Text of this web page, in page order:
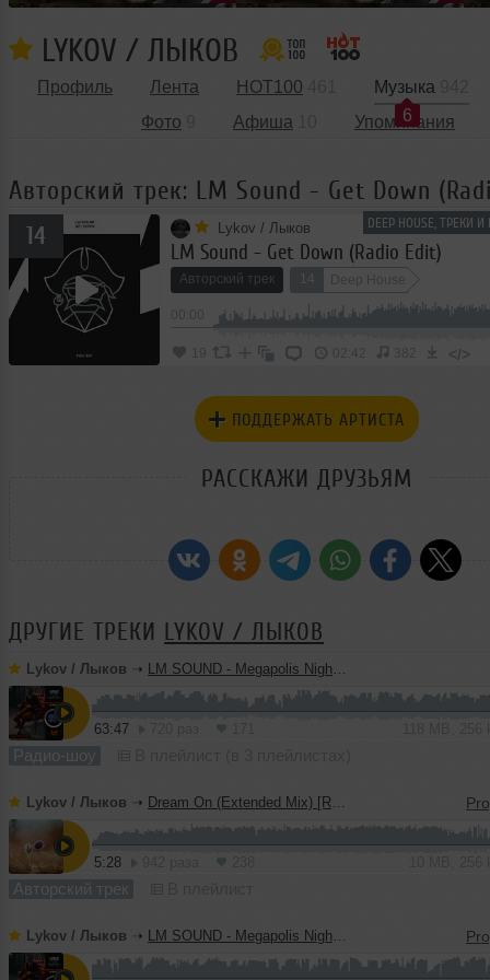
LYKOV / ЛЫКОВ
Профиль Лента HOT100
Музыка
6
Фото
Афиша Упоминания
Авторский трек: LM Sound - Get Down
DEEP HOUSE,
14 Lykov / Лыков
LM Sound - Get Down (Radio Edit)
Авторский трек Deep House
19 02:42 382 </>
ПОДДЕРЖАТЬ АРТИСТА
РАССКАЖИ ДРУЗЬЯМ
ДРУГИЕ ТРЕКИ LYKOV / ЛЫКОВ
Lykov / Лыков ➝ LM SOUND - Megapolis Night 28.07.2026
63:47
Радио-шоу
Lykov / Лыков ➝ Dream On (Extended Mix) [Road Story Records]
5:28
Авторский трек
Lykov / Лыков ➝ LM SOUND - Megapolis Night 21.07.2026